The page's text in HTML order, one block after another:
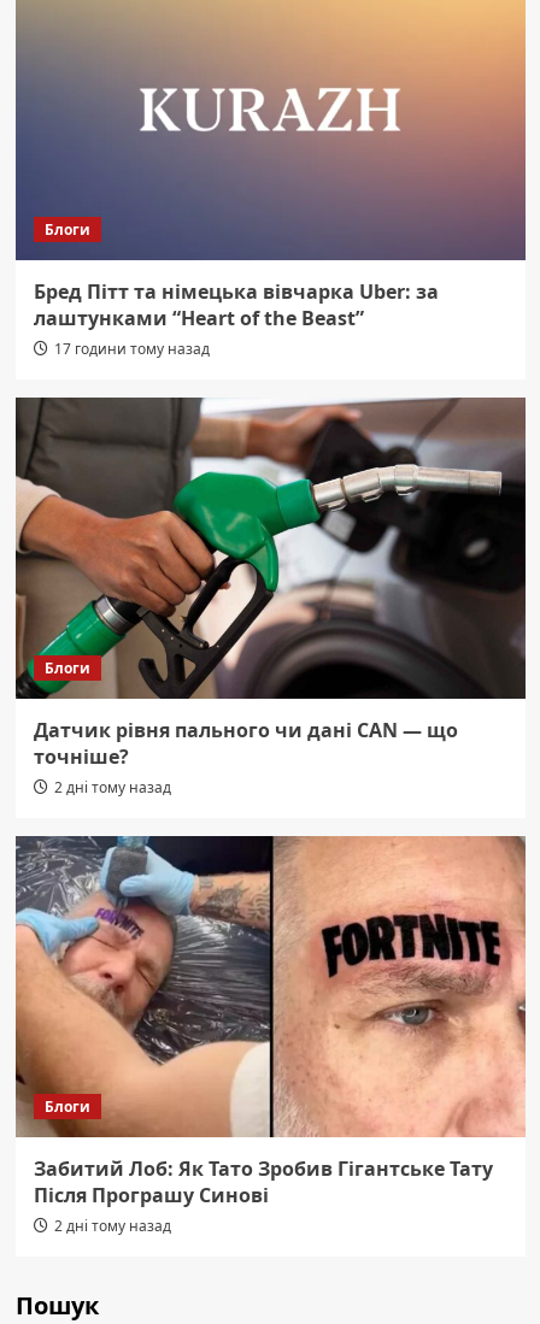
Блоги
Бред Пітт та німецька вівчарка Uber: за
лаштунками “Heart of the Beast”
17 години тому назад
Блоги
Датчик рівня пального чи дані CAN — що
точніше?
2 дні тому назад
Блоги
Забитий Лоб: Як Тато Зробив Гігантське Тату
Після Програшу Синові
2 дні тому назад
Пошук